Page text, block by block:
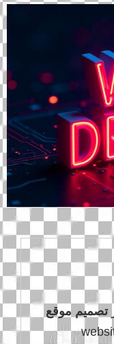
تصميم موقع